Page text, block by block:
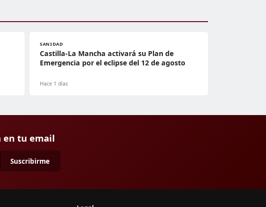
SANIDAD
Castilla-La Mancha activará su Plan de
Emergencia por el eclipse del 12 de agosto
Hace 1 días
en tu email
Suscribirme